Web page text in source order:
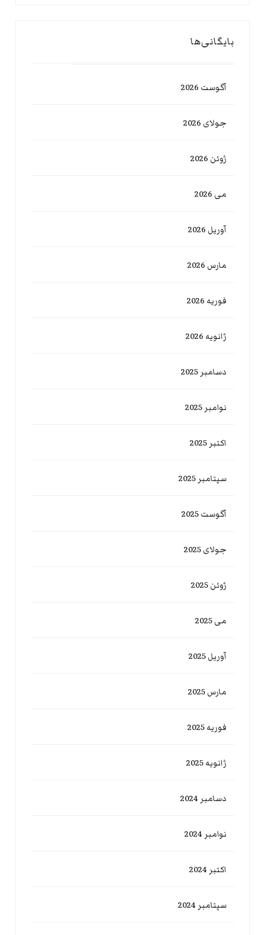
بایگانی‌ها
آگوست 2026
جولای 2026
ژوئن 2026
می 2026
آوریل 2026
مارس 2026
فوریه 2026
ژانویه 2026
دسامبر 2025
نوامبر 2025
اکتبر 2025
سپتامبر 2025
آگوست 2025
جولای 2025
ژوئن 2025
می 2025
آوریل 2025
مارس 2025
فوریه 2025
ژانویه 2025
دسامبر 2024
نوامبر 2024
اکتبر 2024
سپتامبر 2024